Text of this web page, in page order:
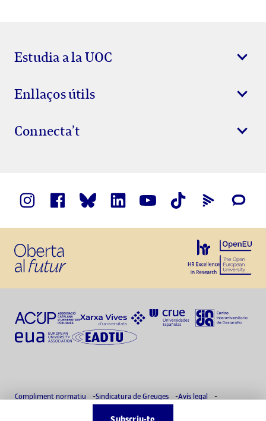
Estudia a la UOC
Enllaços útils
Connecta’t
Compliment normatiu Sindicatura de Greuges
Avís legal